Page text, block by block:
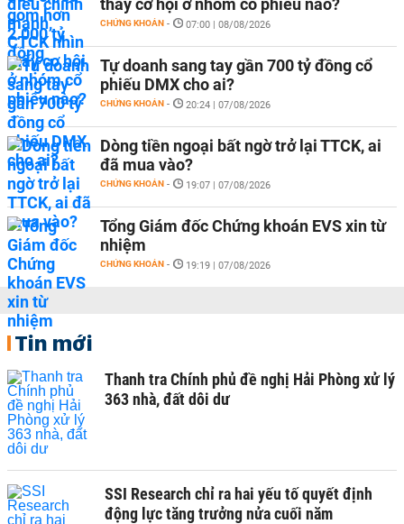
thấy cơ hội ở nhóm cổ phiếu nào?
CHỨNG KHOÁN - 07:00 | 08/08/2026
Tự doanh sang tay gần 700 tỷ đồng cổ
phiếu DMX cho ai?
CHỨNG KHOÁN - 20:24 | 07/08/2026
Dòng tiền ngoại bất ngờ trở lại TTCK, ai
đã mua vào?
CHỨNG KHOÁN - 19:07 | 07/08/2026
Tổng Giám đốc Chứng khoán EVS xin từ
nhiệm
CHỨNG KHOÁN - 19:19 | 07/08/2026
Tin mới
Thanh tra Chính phủ đề nghị Hải Phòng xử lý
363 nhà, đất dôi dư
SSI Research chỉ ra hai yếu tố quyết định
động lực tăng trưởng nửa cuối năm